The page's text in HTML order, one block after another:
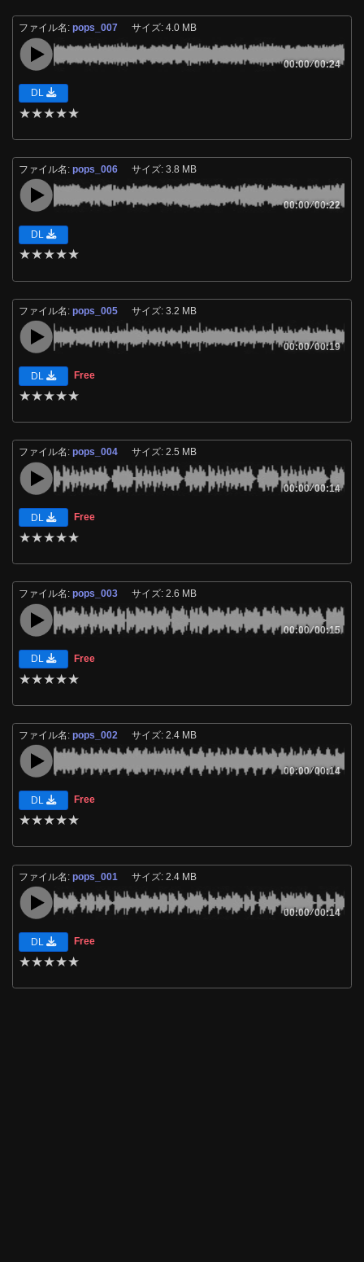
ファイル名:pops_007 サイズ: 4.0 MB
00:00/00:24
DL
★★★★★
ファイル名:pops_006 サイズ: 3.8 MB
00:00/00:22
DL
★★★★★
ファイル名:pops_005 サイズ: 3.2 MB
00:00/00:19
DL Free
★★★★★
ファイル名:pops_004 サイズ: 2.5 MB
00:00/00:14
DL Free
★★★★★
ファイル名:pops_003 サイズ: 2.6 MB
00:00/00:15
DL Free
★★★★★
ファイル名:pops_002 サイズ: 2.4 MB
00:00/00:14
DL Free
★★★★★
ファイル名:pops_001 サイズ: 2.4 MB
00:00/00:14
DL Free
★★★★★